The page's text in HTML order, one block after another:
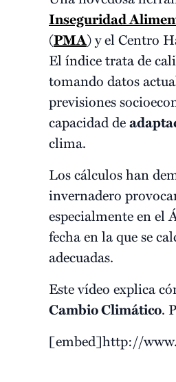
Inseguridad
(PMA) y el Centro
El índice trata de
tomando datos
previsiones
capacidad de
clima.
Los cálculos han
invernadero
especialmente en el
fecha en la que se
adecuadas.
Este vídeo explica
Cambio Climático.
[embed]http://